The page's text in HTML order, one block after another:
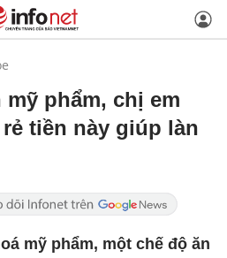
phẩm, chị em
tiền này giúp làn
mỹ phẩm, một chế độ ăn